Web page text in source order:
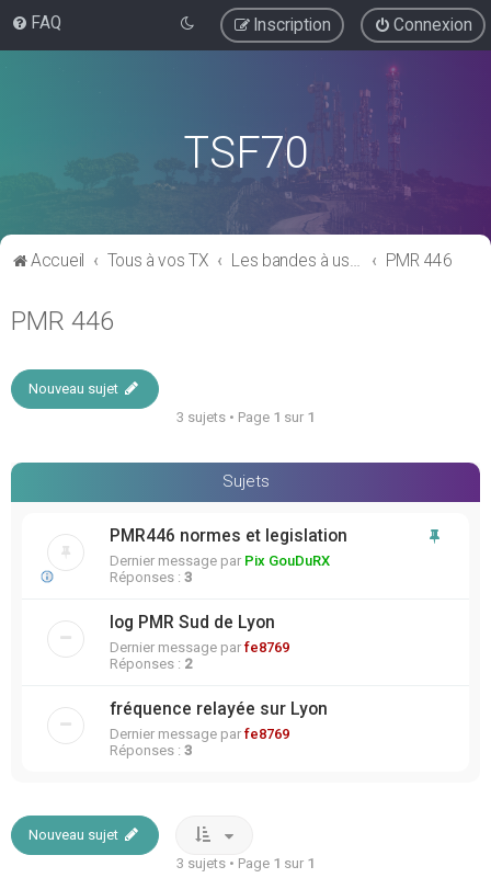
FAQ Connexion
Inscription
TSF70
Accueil Tous à vos TX Les bandes à usage "libre" PMR 446
PMR 446
Nouveau sujet
3 sujets • Page 1 sur 1
Sujets
PMR446 normes et legislation
Dernier message par Pix GouDuRX
Réponses : 3
log PMR Sud de Lyon
Dernier message par fe8769
Réponses : 2
fréquence relayée sur Lyon
Dernier message par fe8769
Réponses : 3
Nouveau sujet
3 sujets • Page 1 sur 1